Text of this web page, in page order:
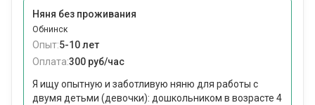
Няня без проживания
Обнинск
Опыт:5-10 лет
Оплата:300 руб/час
Я ищу опытную и заботливую няню для работы с
двумя детьми (девочки): дошкольником в возрасте 4